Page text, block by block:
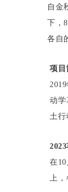
自金
下，
各自
项目
动学
土
在
上